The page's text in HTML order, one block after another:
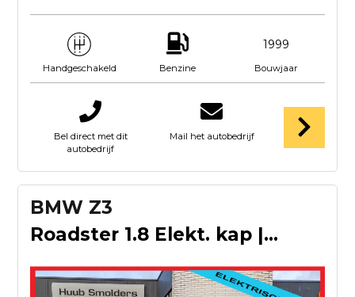
Handgeschakeld Benzine
1999
Bouwjaar
Bel direct met dit
autobedrijf
Mail het autobedrijf
BMW Z3
Roadster 1.8 Elekt. kap |leer| lichtmetaaal